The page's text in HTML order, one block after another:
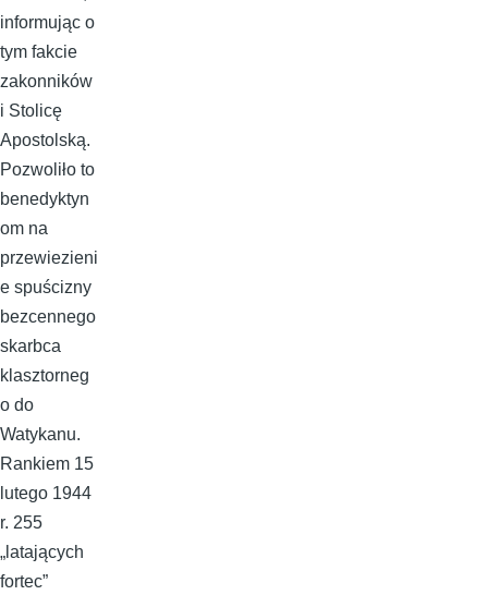
informując o
tym fakcie
zakonników
i Stolicę
Apostolską.
Pozwoliło to
benedyktyn
om na
przewiezieni
e spuścizny
bezcennego
skarbca
klasztorneg
o do
Watykanu.
Rankiem 15
lutego 1944
r. 255
„latających
fortec”